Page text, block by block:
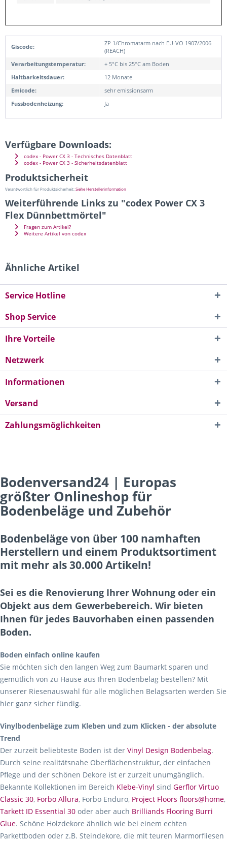
Giscode:
ZP 1/Chromatarm nach EU-VO 1907/2006
(REACH)
Verarbeitungstemperatur:
+ 5°C bis 25°C am Boden
Haltbarkeitsdauer:
12 Monate
Emicode:
sehr emissionsarm
Fussbodenheizung:
Ja
Verfügbare Downloads:
codex - Power CX 3 - Technisches Datenblatt
codex - Power CX 3 - Sicherheitsdatenblatt
Produktsicherheit
Verantwortlich für Produktsicherheit:Siehe Herstellerinformation
Weiterführende Links zu "codex Power CX 3
Flex Dünnbettmörtel"
Fragen zum Artikel?
Weitere Artikel von codex
Ähnliche Artikel
Service Hotline
Shop Service
Ihre Vorteile
Netzwerk
Informationen
Versand
Zahlungsmöglichkeiten
Bodenversand24 | Europas
größter Onlineshop für
Bodenbeläge und Zubehör
Bodenbeläge von über 100 namhaften
Herstellern und einem Produktsortiment
mit mehr als 30.000 Artikeln!
Sei es die Renovierung Ihrer Wohnung oder ein
Objekt aus dem Gewerbebereich. Wir bieten
Ihnen für jedes Bauvorhaben einen passenden
Boden.
Boden einfach online kaufen
Sie möchten sich den langen Weg zum Baumarkt sparen und
gemütlich von zu Hause aus Ihren Bodenbelag bestellen? Mit
unserer Riesenauswahl für alle möglichen Belagsarten werden Sie
hier ganz sicher fündig.
Vinylbodenbeläge zum Kleben und zum Klicken - der absolute
Trend
Der zurzeit beliebteste Boden ist der Vinyl Design Bodenbelag.
Durch seine realitätsnahe Oberflächenstruktur, der einfachen
Pflege und der schönen Dekore ist er zurzeit unumgänglich.
Bekannte Kollektionen im Bereich Klebe-Vinyl sind Gerflor Virtuo
Classic 30, Forbo Allura, Forbo Enduro, Project Floors floors@home,
Tarkett ID Essential 30 oder aber auch Brilliands Flooring Burri
Glue. Schöne Holzdekore ähnlich wie bei einem echten
Parkettboden oder z.B. Steindekore, die mit teuren Marmorfliesen